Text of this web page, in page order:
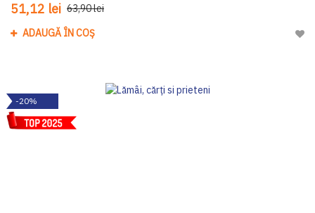
51,12 lei 63,90 lei
ADAUGĂ ÎN COȘ
-20%